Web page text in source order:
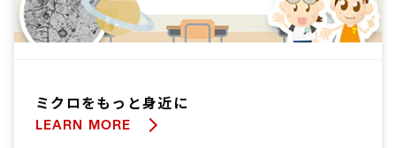
ミクロをもっと身近に
LEARN MORE